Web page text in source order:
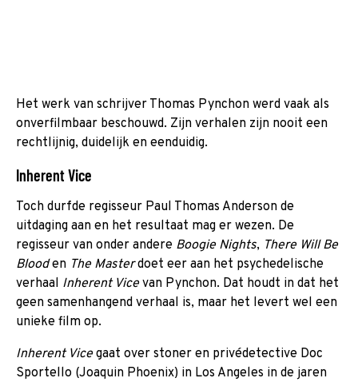
Het werk van schrijver Thomas Pynchon werd vaak als
onverfilmbaar beschouwd. Zijn verhalen zijn nooit een
rechtlijnig, duidelijk en eenduidig.
Inherent Vice
Toch durfde regisseur Paul Thomas Anderson de
uitdaging aan en het resultaat mag er wezen. De
regisseur van onder andere Boogie Nights, There Will Be
Blooden The Masterdoet eer aan het psychedelische
verhaal Inherent Vicevan Pynchon. Dat houdt in dat het
geen samenhangend verhaal is, maar het levert wel een
unieke film op.
Inherent Vicegaat over stoner en privédetective Doc
Sportello (Joaquin Phoenix) in Los Angeles in de jaren